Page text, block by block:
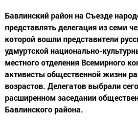
Бавлинский район на Съезде
представлять делегация из семи
которой вошли представители
удмуртской национально-
местного отделения Всемирного
активисты общественной жизни
возрастов. Делегатов выбрали
расширенном заседании
Бавлинского района.